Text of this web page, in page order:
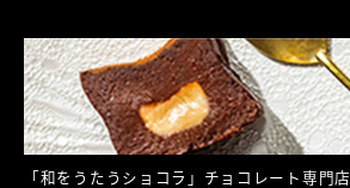
「和をうたうショコラ」チョコレート専門店